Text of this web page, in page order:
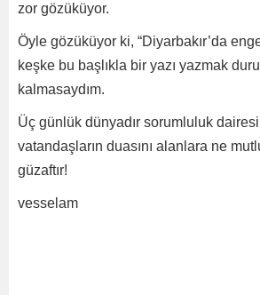
zor gözüküyor.
Öyle gözüküyor ki, “Diyarbakır’da
keşke bu başlıkla bir yazı yazmak
kalmasaydım.
Üç günlük dünyadır sorumluluk
vatandaşların duasını alanlara ne
güzaftır!
vesselam